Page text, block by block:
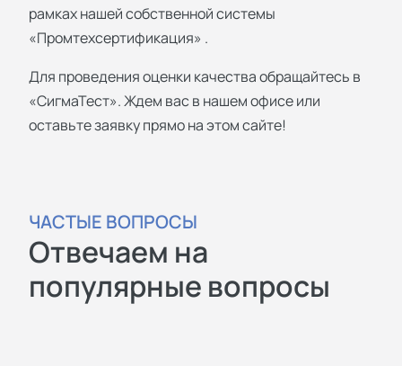
рамках нашей собственной системы
«Промтехсертификация» .
Для проведения оценки качества обращайтесь в
«СигмаТест». Ждем вас в нашем офисе или
оставьте заявку прямо на этом сайте!
ЧАСТЫЕ ВОПРОСЫ
Отвечаем на
популярные вопросы